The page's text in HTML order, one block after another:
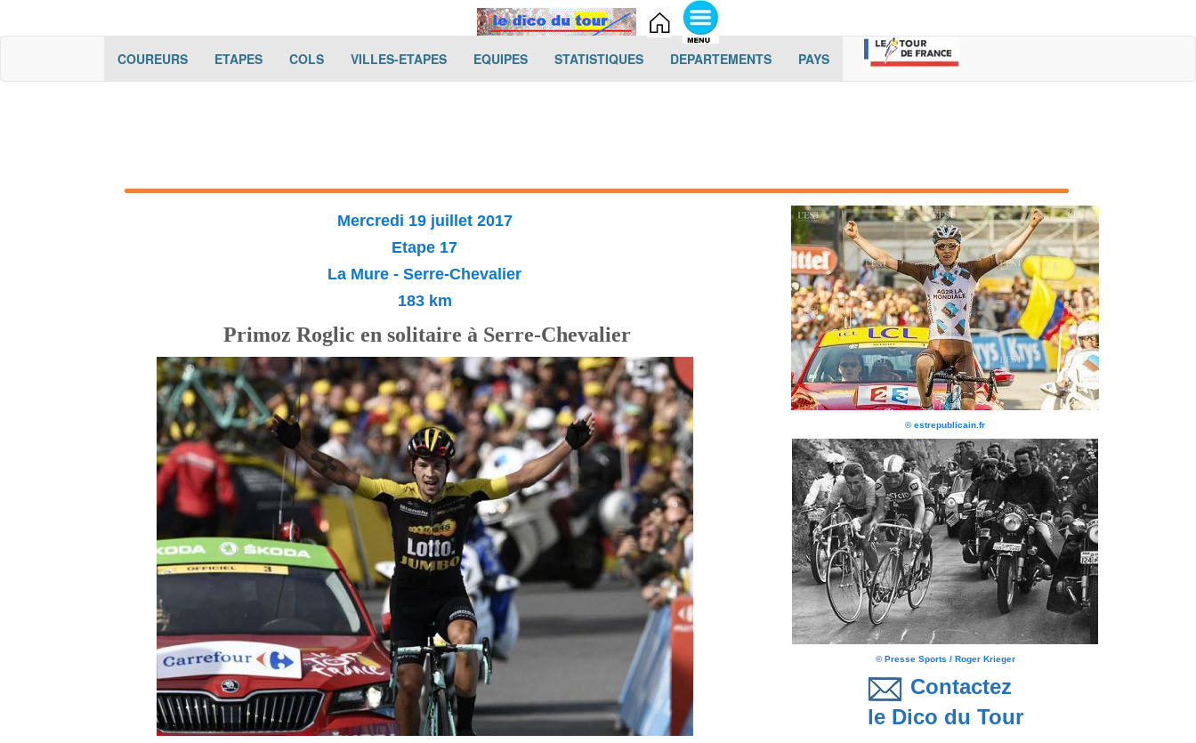
COUREURS(current)ETAPES(current)
COLS(current)VILLES-ETAPES(current)EQUIPES(current)STATISTIQUES(current)DEPARTEMENTS(current)
PAYS(cur
Mercredi 19 juillet 2017
Etape 17
La Mure - Serre-Chevalier
183 km
Primoz Roglic en solitaire à Serre-Chevalier
© estrepublicain.fr
© Presse Sports / Roger Krieger
Contactez
le Dico du Tour